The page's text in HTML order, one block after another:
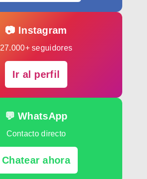
📷 Instagram
27.000+ seguidores
Ir al perfil
💬 WhatsApp
Contacto directo
Chatear ahora